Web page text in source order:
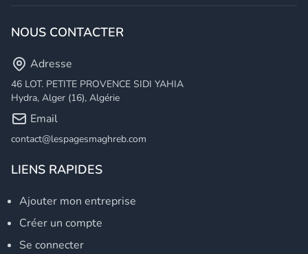
NOUS CONTACTER
Adresse
46 LOT. PETITE PROVENCE SIDI YAHIA
Hydra, Alger (16), Algérie
Email
contact@lespagesmaghreb.com
LIENS RAPIDES
Ajouter mon entreprise
Créer un compte
Se connecter